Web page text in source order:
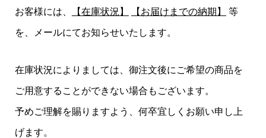
お客様には、 【在庫状況】 【お届けまでの納期】 等
を、メールにてお知らせいたします。
在庫状況によりましては、御注文後にご希望の商品を
ご用意することができない場合もございます。
予めご理解を賜りますよう、何卒宜しくお願い申し上
げます。